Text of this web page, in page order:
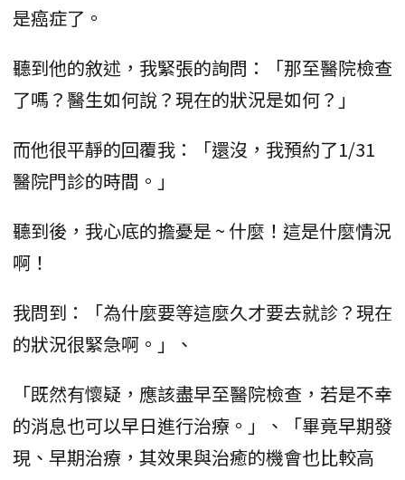
是癌症了。
聽到他的敘述，我緊張的詢問：「那至醫院檢查
了嗎？醫生如何說？現在的狀況是如何？」
而他很平靜的回覆我：「還沒，我預約了1/31
醫院門診的時間。」
聽到後，我心底的擔憂是 ~ 什麼！這是什麼情況
啊！
我問到：「為什麼要等這麼久才要去就診？現在
的狀況很緊急啊。」、
「既然有懷疑，應該盡早至醫院檢查，若是不幸
的消息也可以早日進行治療。」、「畢竟早期發
現、早期治療，其效果與治癒的機會也比較高